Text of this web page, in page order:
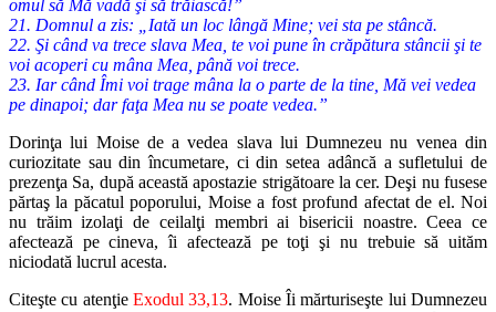
omul să Mă vadă şi să trăiască!”
21. Domnul a zis: „Iată un loc lângă Mine; vei sta pe stâncă.
22. Şi când va trece slava Mea, te voi pune în crăpătura stâncii şi te
voi acoperi cu mâna Mea, până voi trece.
23. Iar când Îmi voi trage mâna la o parte de la tine, Mă vei vedea
pe dinapoi; dar faţa Mea nu se poate vedea.”
Dorinţa lui Moise de a vedea slava lui Dumnezeu nu venea din
curiozitate sau din încumetare, ci din setea adâncă a sufletului de
prezenţa Sa, după această apostazie strigătoare la cer. Deşi nu fusese
părtaş la păcatul poporului, Moise a fost profund afectat de el. Noi
nu trăim izolaţi de ceilalţi membri ai bisericii noastre. Ceea ce
afectează pe cineva, îi afectează pe toţi şi nu trebuie să uităm
niciodată lucrul acesta.
Citeşte cu atenţie Exodul 33,13. Moise Îi mărturiseşte lui Dumnezeu